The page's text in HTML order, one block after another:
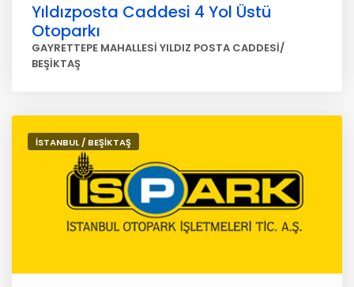
Yıldızposta Caddesi 4 Yol Üstü
Otoparkı
GAYRETTEPE MAHALLESİ YILDIZ POSTA CADDESİ/
BEŞİKTAŞ
İSTANBUL / BEŞİKTAŞ